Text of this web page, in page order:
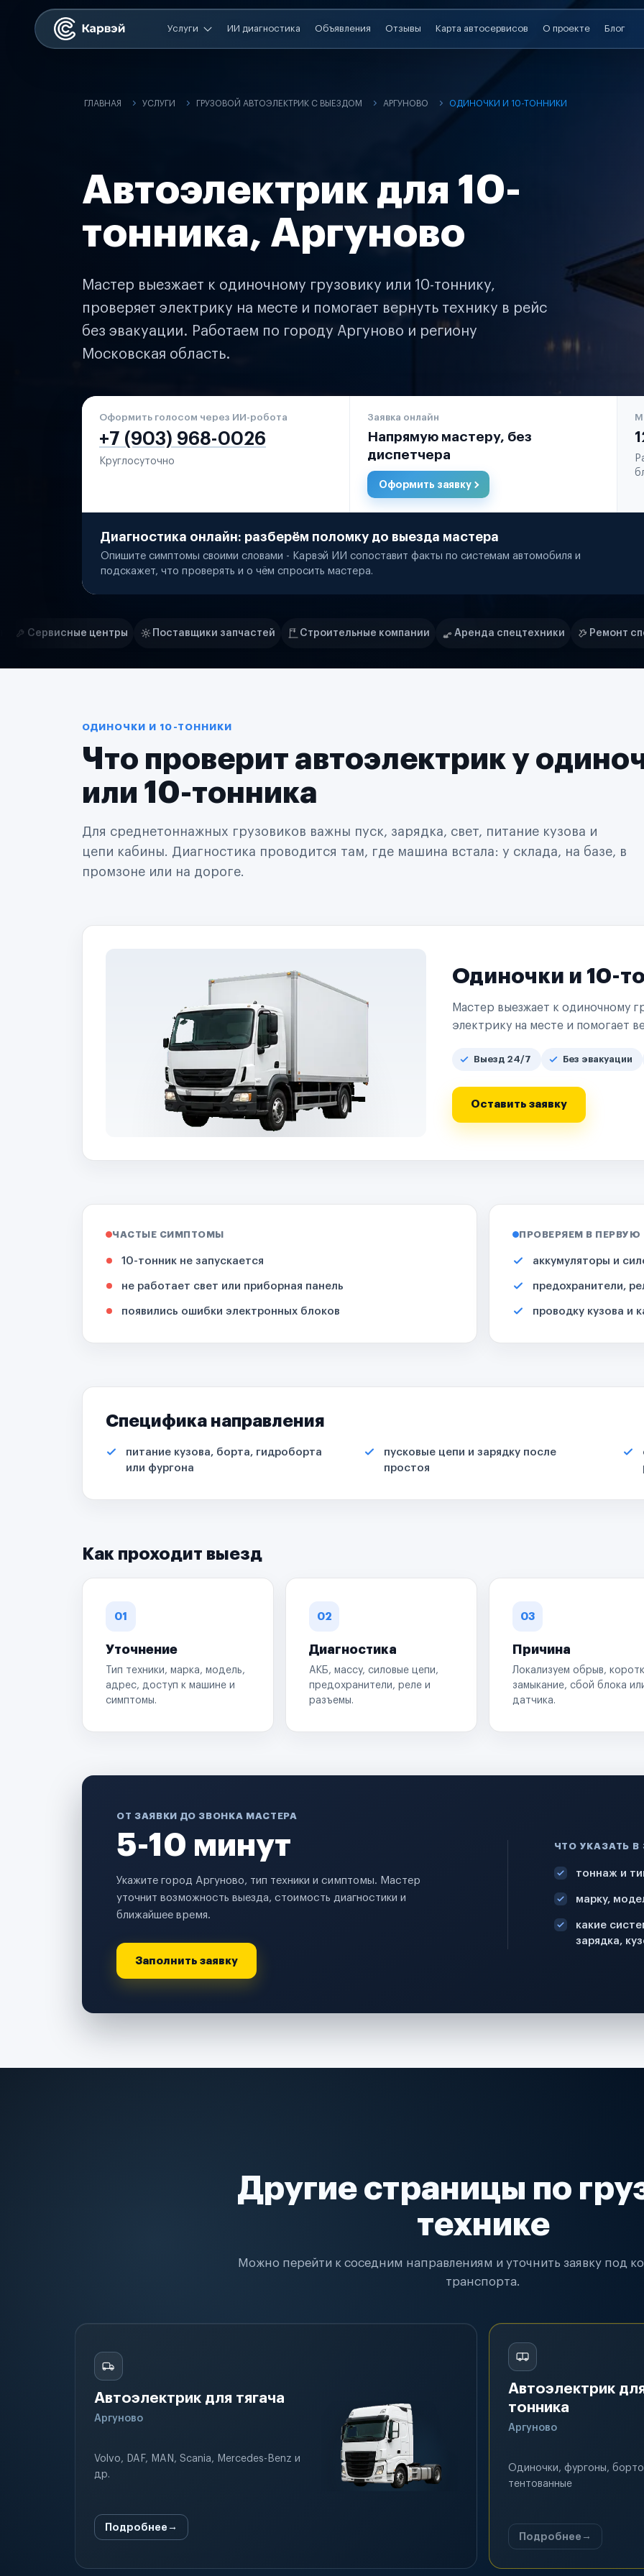
Услуги ИИ диагностика Объявления Отзывы Карта автосервисов О проекте Блог
ГЛАВНАЯ УСЛУГИ ГРУЗОВОЙ АВТОЭЛЕКТРИК С ВЫЕЗДОМ АРГУНОВО ОДИНОЧКИ И 10-ТОННИКИ
Автоэлектрик для 10-
тонника, Аргуново
Мастер выезжает к одиночному грузовику или 10-тоннику,
проверяет электрику на месте и помогает вернуть технику в рейс
без эвакуации. Работаем по городу Аргуново и региону
Московская область.
Оформить голосом через ИИ-робота
+7 (903) 968-0026
Круглосуточно
Заявка онлайн
Напрямую мастеру, без
диспетчера
Оформить заявку
Диагностика онлайн: разберём поломку до выезда мастера
Опишите симптомы своими словами - Карвэй ИИ сопоставит факты по системам автомобиля и
подскажет, что проверять и о чём спросить мастера.
Нам доверяют
Поставщики запчастей Строительные компании Аренда спецтехники Ремонт спецтехники
Маркетплейсы
Логистические компании
Поставщики запчастей
Строительные компании
Ремонт спецтехники
Управляющие компании
Страховые компании
B2B-дистрибьюторы
ОДИНОЧКИ И 10-ТОННИКИ
Что проверит автоэлектрик у
или 10-тонника
Для среднетоннажных грузовиков важны пуск, зарядка, свет, питание кузова и
цепи кабины. Диагностика проводится там, где машина встала: у склада, на базе, в
промзоне или на дороге.
Одиночки и 10-
Мастер выезжает к одиночному
электрику на месте и помогает
Выезд 24/7 Без эвакуации
Оставить заявку
ЧАСТЫЕ СИМПТОМЫ
10-тонник не запускается
не работает свет или приборная панель
появились ошибки электронных блоков
ПРОВЕРЯЕМ В ПЕРВУЮ
аккумуляторы и
предохранители,
проводку кузова и
Специфика направления
питание кузова, борта, гидроборта
или фургона
пусковые цепи и зарядку после
простоя
Как проходит выезд
01
Уточнение
Тип техники, марка, модель,
адрес, доступ к машине и
симптомы.
02
Диагностика
АКБ, массу, силовые цепи,
предохранители, реле и
разъемы.
03
Причина
Локализуем обрыв,
замыкание, сбой блока
датчика.
ОТ ЗАЯВКИ ДО ЗВОНКА МАСТЕРА
5-10 минут
Укажите город Аргуново, тип техники и симптомы. Мастер
уточнит возможность выезда, стоимость диагностики и
ближайшее время.
Заполнить заявку
ЧТО УКАЗАТЬ В
тоннаж и
марку,
какие
зарядка,
Другие страницы по
технике
Можно перейти к соседним направлениям и уточнить заявку под
транспорта.
Автоэлектрик для тягача
Аргуново
Volvo, DAF, MAN, Scania, Mercedes-Benz и
др.
Подробнее
Автоэлектрик
тонника
Аргуново
Одиночки, фургоны,
тентованные
Подробнее